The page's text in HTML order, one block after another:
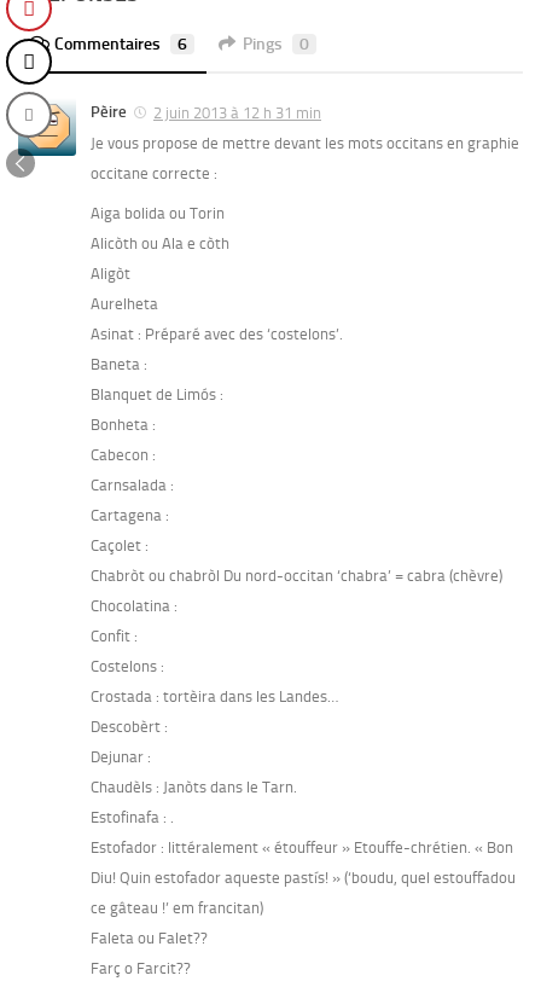
Commentaires 6 Pings 0
Pèire
2 juin 2013 à 12 h 31 min
Je vous propose de mettre devant les mots occitans en graphie
occitane correcte :
Aiga bolida ou Torin
Alicòth ou Ala e còth
Aligòt
Aurelheta
Asinat : Préparé avec des ‘costelons’.
Baneta :
Blanquet de Limós :
Bonheta :
Cabecon :
Carnsalada :
Cartagena :
Caçolet :
Chabròt ou chabròl Du nord-occitan ‘chabra’ = cabra (chèvre)
Chocolatina :
Confit :
Costelons :
Crostada : tortèira dans les Landes…
Descobèrt :
Dejunar :
Chaudèls : Janòts dans le Tarn.
Estofinafa : .
Estofador : littéralement « étouffeur » Etouffe-chrétien. « Bon
Diu! Quin estofador aqueste pastís! » (‘boudu, quel estouffadou
ce gâteau !’ em francitan)
Faleta ou Falet??
Farç o Farcit??